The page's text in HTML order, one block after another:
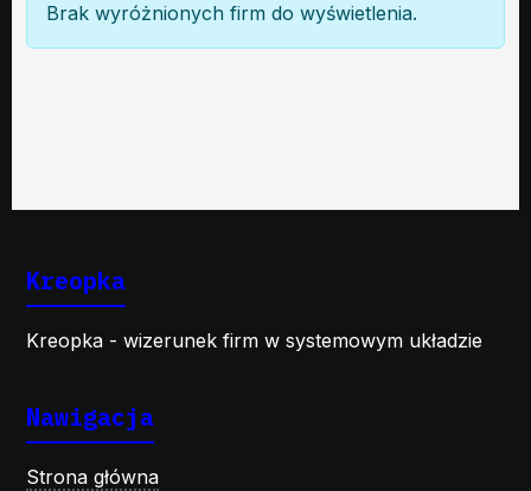
Brak wyróżnionych firm do wyświetlenia.
Kreopka
Kreopka - wizerunek firm w systemowym układzie
Nawigacja
Strona główna